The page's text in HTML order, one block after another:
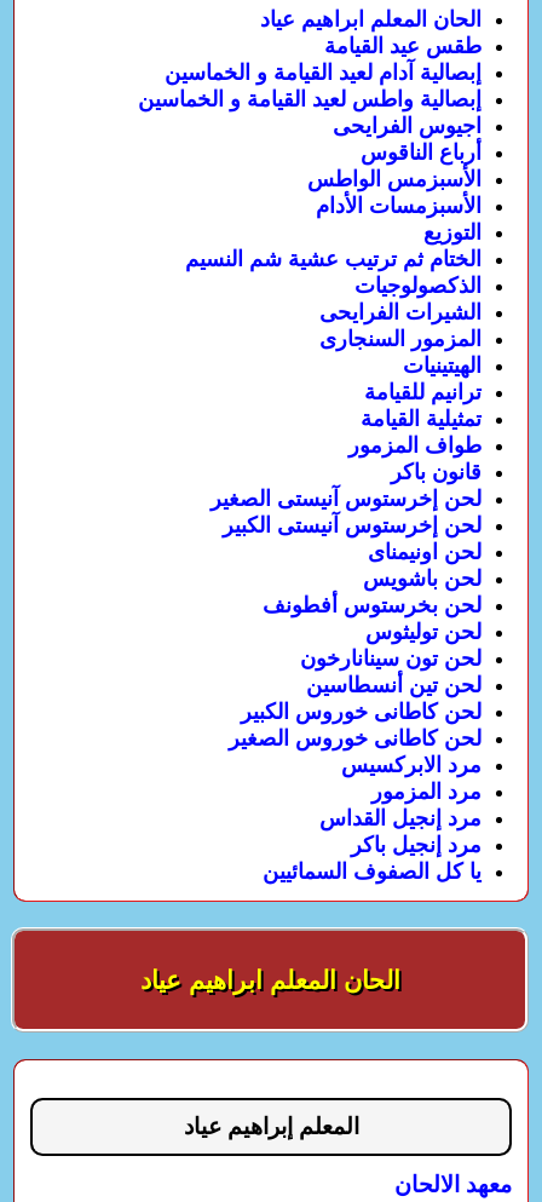
الحان المعلم ابراهيم عياد
طقس عيد القيامة
إبصالية آدام لعيد القيامة و الخماسين
إبصالية واطس لعيد القيامة و الخماسين
اجيوس الفرايحى
أرباع الناقوس
الأسبزمس الواطس
الأسبزمسات الأدام
التوزيع
الختام ثم ترتيب عشية شم النسيم
الذكصولوجيات
الشيرات الفرايحى
المزمور السنجارى
الهيتينيات
ترانيم للقيامة
تمثيلية القيامة
طواف المزمور
قانون باكر
لحن إخرستوس آنيستى الصغير
لحن إخرستوس آنيستى الكبير
لحن اونيمناى
لحن باشويس
لحن بخرستوس أفطونف
لحن توليثوس
لحن تون سينانارخون
لحن تين أنسطاسين
لحن كاطانى خوروس الكبير
لحن كاطانى خوروس الصغير
مرد الابركسيس
مرد المزمور
مرد إنجيل القداس
مرد إنجيل باكر
يا كل الصفوف السمائيين
الحان المعلم ابراهيم عياد
المعلم إبراهيم عياد
معهد الالحان